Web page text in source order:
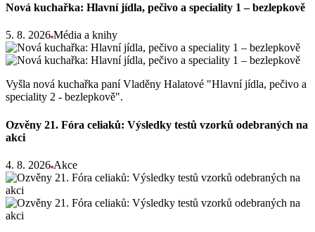
Nová kuchařka: Hlavní jídla, pečivo a speciality 1 – bezlepkově
5. 8. 2026 Média a knihy
Vyšla nová kuchařka paní Vladěny Halatové "Hlavní jídla, pečivo a
speciality 2 - bezlepkově".
Ozvěny 21. Fóra celiaků: Výsledky testů vzorků odebraných na
akci
4. 8. 2026 Akce